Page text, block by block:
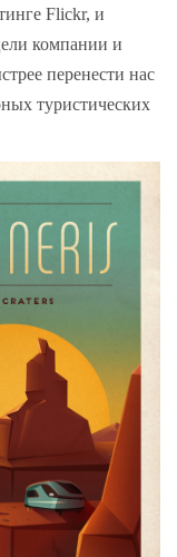
Flickr, и
компании и
перенести нас
туристических